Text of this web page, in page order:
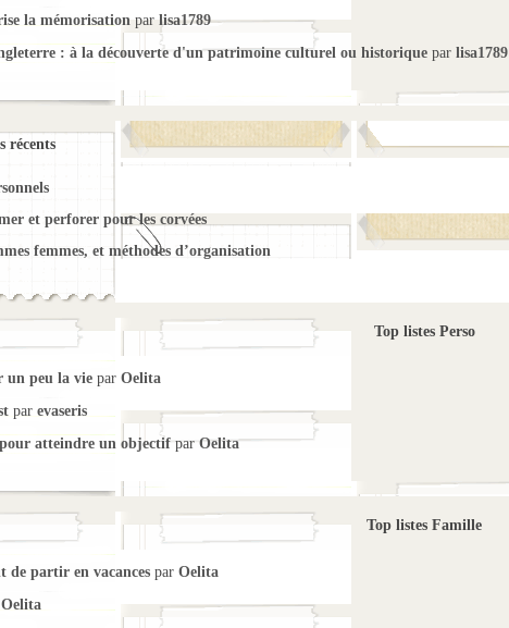
la mémorisationpar lisa1789
: à la découverte d'un patrimoine culturel ou historiquepar lisa1789
récents
et perforer pour les corvées
femmes, et méthodes d’organisation
Top listes Perso
un peu la viepar Oelita
par evaseris
atteindre un objectifpar Oelita
Top listes Famille
de partir en vacancespar Oelita
Oelita